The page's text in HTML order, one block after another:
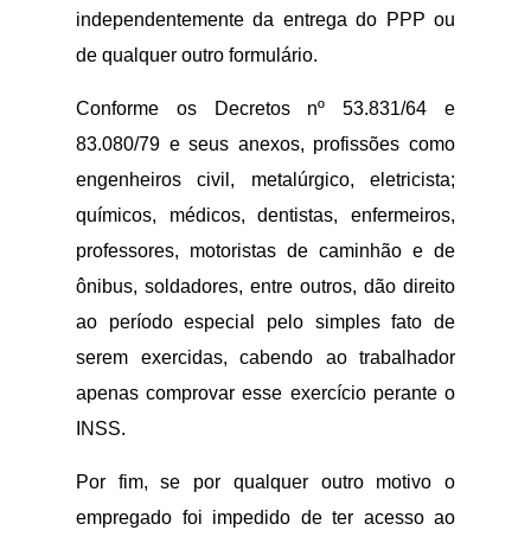
independentemente da entrega do PPP ou
de qualquer outro formulário.
Conforme os Decretos nº 53.831/64 e
83.080/79 e seus anexos, profissões como
engenheiros civil, metalúrgico, eletricista;
químicos, médicos, dentistas, enfermeiros,
professores, motoristas de caminhão e de
ônibus, soldadores, entre outros, dão direito
ao período especial pelo simples fato de
serem exercidas, cabendo ao trabalhador
apenas comprovar esse exercício perante o
INSS.
Por fim, se por qualquer outro motivo o
empregado foi impedido de ter acesso ao